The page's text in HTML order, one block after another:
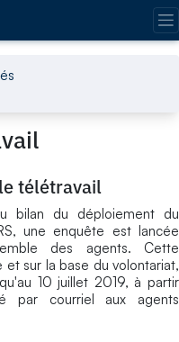
télétravail
bilan du déploiement du
une enquête est lancée
des agents. Cette
et sur la base du volontariat,
10 juillet 2019, à partir
par courriel aux agents